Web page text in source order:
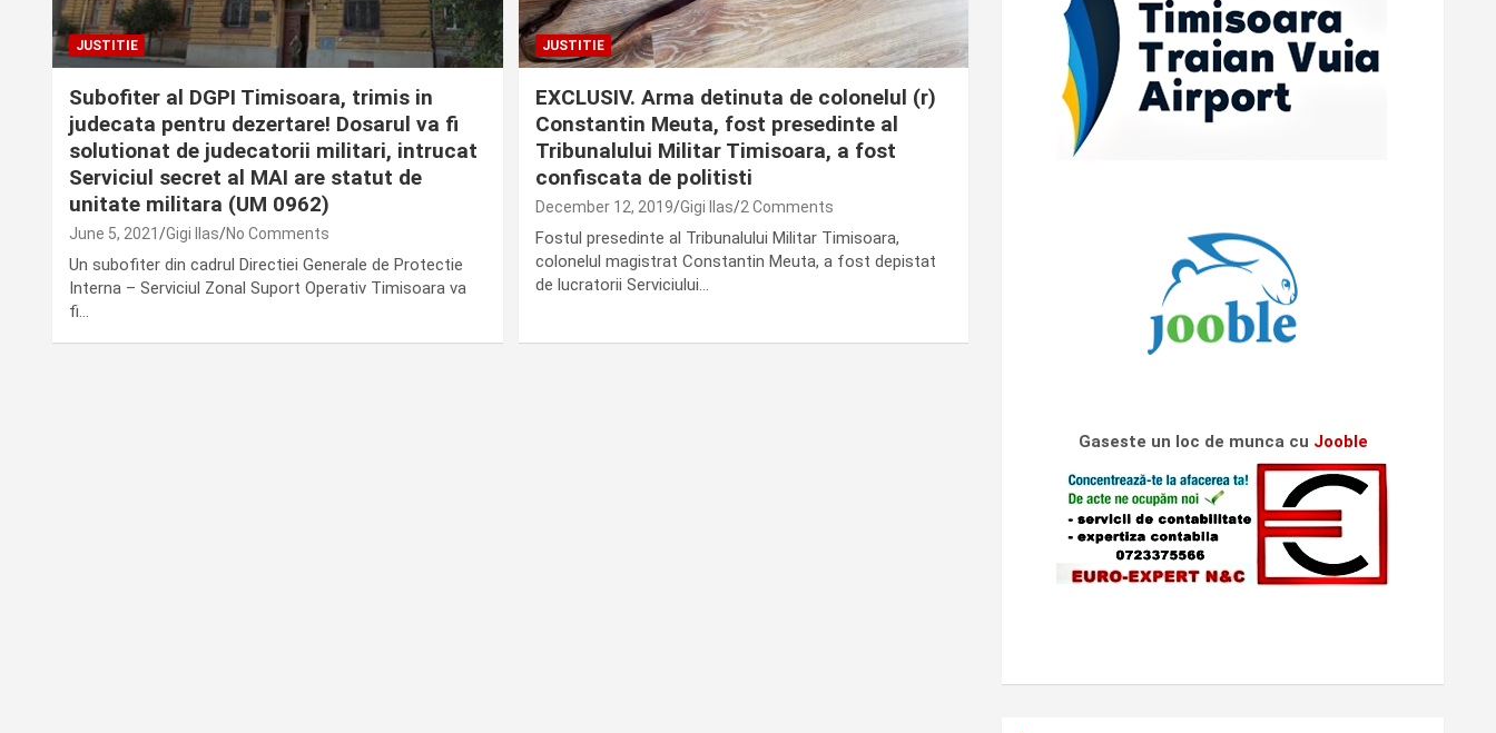
JUSTITIE
Subofiter al DGPI Timisoara, trimis in
judecata pentru dezertare! Dosarul va fi
solutionat de judecatorii militari, intrucat
Serviciul secret al MAI are statut de
unitate militara (UM 0962)
June 5, 2021 Gigi Ilas No Comments
Un subofiter din cadrul Directiei Generale de Protectie
Interna – Serviciul Zonal Suport Operativ Timisoara va
fi…
JUSTITIE
EXCLUSIV. Arma detinuta de colonelul (r)
Constantin Meuta, fost presedinte al
Tribunalului Militar Timisoara, a fost
confiscata de politisti
December 12, 2019 Gigi Ilas 2 Comments
Fostul presedinte al Tribunalului Militar Timisoara,
colonelul magistrat Constantin Meuta, a fost depistat
de lucratorii Serviciului…
Gaseste un loc de munca cu Jooble